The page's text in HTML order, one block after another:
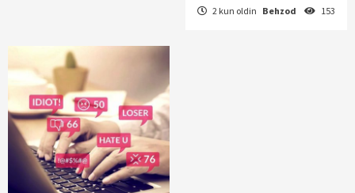
2 kun oldin Behzod 153